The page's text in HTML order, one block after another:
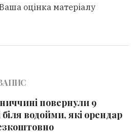
оцінка матеріалу
повернули 9
біля водойми, які орендар